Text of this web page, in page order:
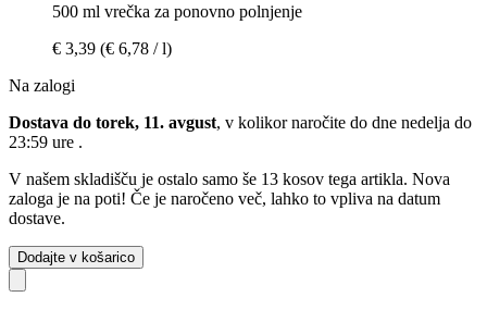
500 ml vrečka za ponovno polnjenje
€ 3,39 (€ 6,78 / l)
Na zalogi
Dostava do torek, 11. avgust, v kolikor naročite do dne nedelja do
23:59 ure .
V našem skladišču je ostalo samo še 13 kosov tega artikla. Nova
zaloga je na poti! Če je naročeno več, lahko to vpliva na datum
dostave.
Dodajte v košarico